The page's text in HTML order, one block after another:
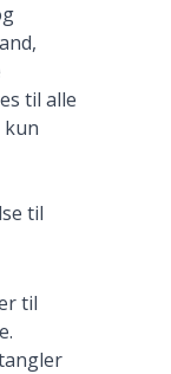
til alle
til
til